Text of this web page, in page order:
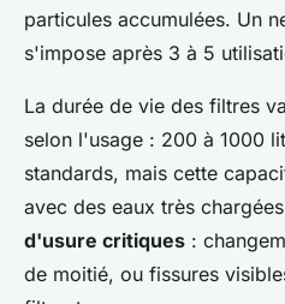
particules accumulées. Un
s'impose après 3 à 5
La durée de vie des filtres
selon l'usage : 200 à 1000
standards, mais cette
avec des eaux très
d'usure critiques :
de moitié, ou fissures